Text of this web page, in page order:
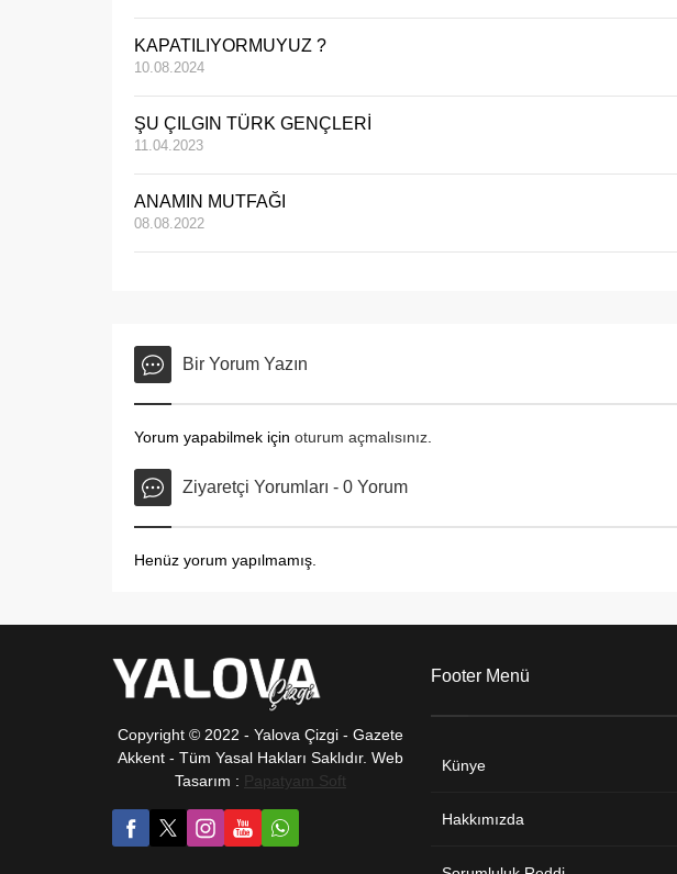
KAPATILIYORMUYUZ ?
10.08.2024
ŞU ÇILGIN TÜRK GENÇLERİ
11.04.2023
ANAMIN MUTFAĞI
08.08.2022
Bir Yorum Yazın
Yorum yapabilmek için oturum açmalısınız
Ziyaretçi Yorumları - 0 Yorum
Henüz yorum yapılmamış.
Copyright © 2022 - Yalova Çizgi - Gazete
Akkent - Tüm Yasal Hakları Saklıdır. Web
Tasarım : Papatyam Soft
Footer Menü
Künye
Hakkımızda